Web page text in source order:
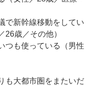
で新幹線移動をしてい
26歳／その他）
つも使っている（男性
も大都市圏をまたいだ